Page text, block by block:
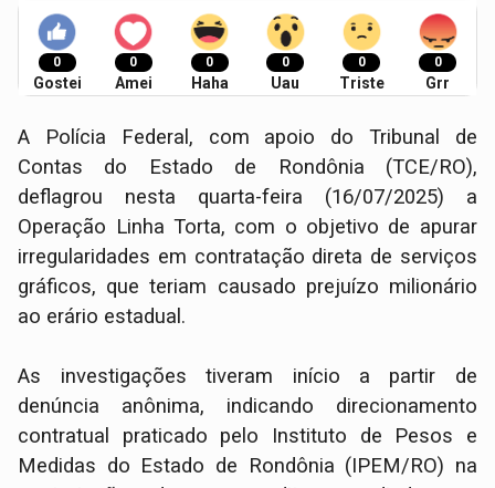
0
Gostei
0
Amei
0
Haha
0
Uau
0
Triste
0
Grr
A Polícia Federal, com apoio do Tribunal de
Contas do Estado de Rondônia (TCE/RO),
deflagrou nesta quarta-feira (16/07/2025) a
Operação Linha Torta, com o objetivo de apurar
irregularidades em contratação direta de serviços
gráficos, que teriam causado prejuízo milionário
ao erário estadual.
As investigações tiveram início a partir de
denúncia anônima, indicando direcionamento
contratual praticado pelo Instituto de Pesos e
Medidas do Estado de Rondônia (IPEM/RO) na